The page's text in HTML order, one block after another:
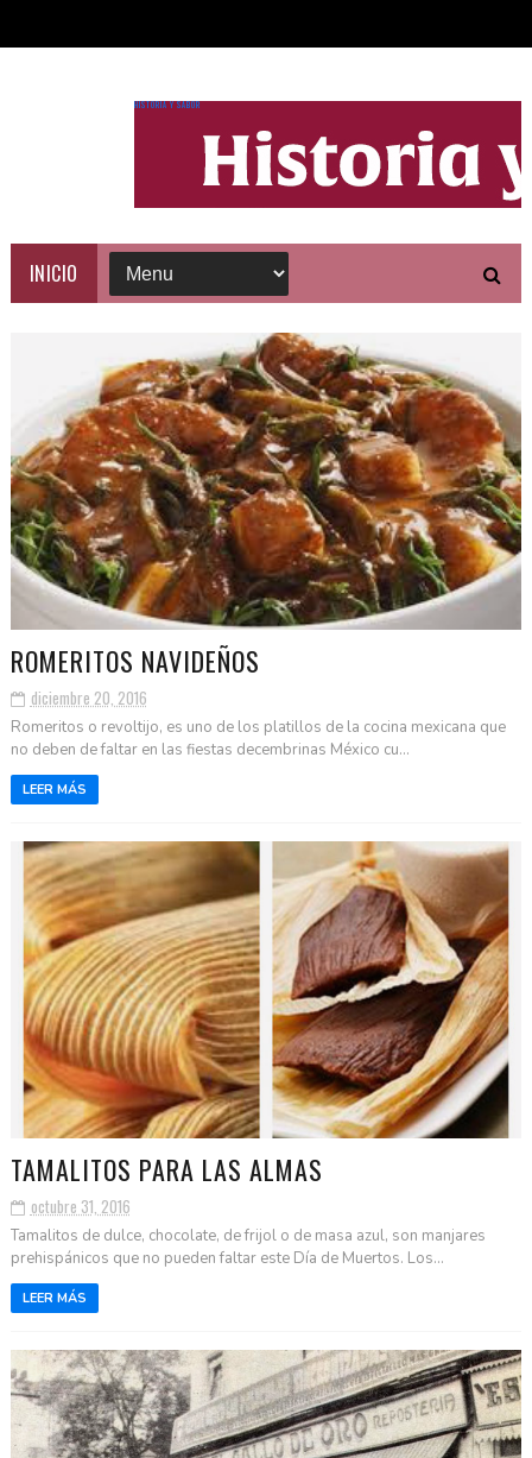
HISTORIA Y SABOR
INICIO
ROMERITOS NAVIDEÑOS
diciembre 20, 2016
Romeritos o revoltijo, es uno de los platillos de la cocina mexicana que
no deben de faltar en las fiestas decembrinas México cu...
LEER MÁS
TAMALITOS PARA LAS ALMAS
octubre 31, 2016
Tamalitos de dulce, chocolate, de frijol o de masa azul, son manjares
prehispánicos que no pueden faltar este Día de Muertos. Los...
LEER MÁS